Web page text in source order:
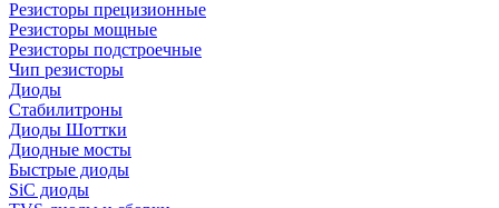
Резисторы прецизионные
Резисторы мощные
Резисторы подстроечные
Чип резисторы
Диоды
Стабилитроны
Диоды Шоттки
Диодные мосты
Быстрые диоды
SiC диоды